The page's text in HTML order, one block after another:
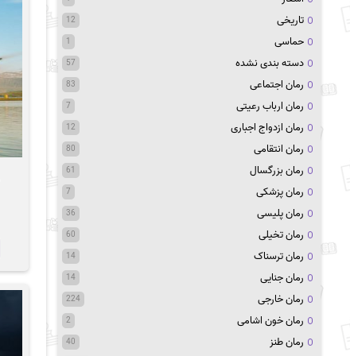
تاریخی 12
حماسی 1
دسته بندی نشده 57
رمان اجتماعی 83
رمان ارباب رعیتی 7
رمان ازدواج اجباری 12
رمان انتقامی 80
رمان بزرگسال 61
رمان پزشکی 7
رمان پلیسی 36
رمان تخیلی 60
رمان ترسناک 14
رمان جنایی 14
رمان خارجی 224
رمان خون اشامی 2
رمان طنز 40